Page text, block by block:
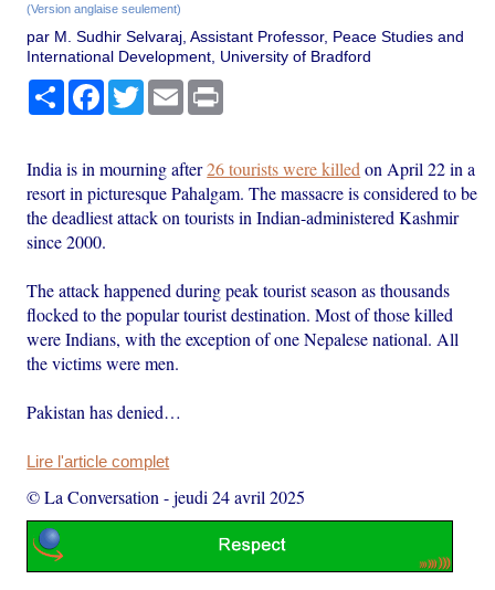
(Version anglaise seulement)
par M. Sudhir Selvaraj, Assistant Professor, Peace Studies and
International Development, University of Bradford
PartagerFacebook
TwitterEmail
India is in mourning after26 tourists were killed on April 22 in a
resort in picturesque Pahalgam. The massacre is considered to be
the deadliest attack on tourists in Indian-administered Kashmir
since 2000.
The attack happened during peak tourist season as thousands
flocked to the popular tourist destination. Most of those killed
were Indians, with the exception of one Nepalese national. All
the victims were men.
Pakistan has denied…
Lire l'article complet
© La Conversation -jeudi 24 avril 2025